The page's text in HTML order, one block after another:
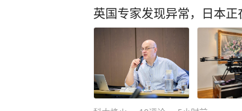
发麻，甚至丧失语言能力并伴
让人惊呆！ 8月3日，黑龙江
受，为了把滚滚热浪彻底挡
死死关严，开启空调整整运行
气赶跑，可危险也在悄悄降
得头晕目眩，恶心想吐，脑袋
英国专家发现异常，日本正